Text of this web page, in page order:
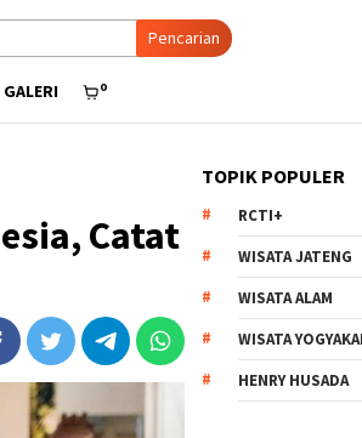
Pencarian
GALERI 0
Catat
TOPIK POPULER
RCTI+
WISATA JATENG
WISATA ALAM
WISATA
HENRY HUSADA